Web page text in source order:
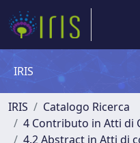
IRIS
IRIS
Catalogo Ricerca
4 Contributo in Atti di
4.2 Abstract in Atti di